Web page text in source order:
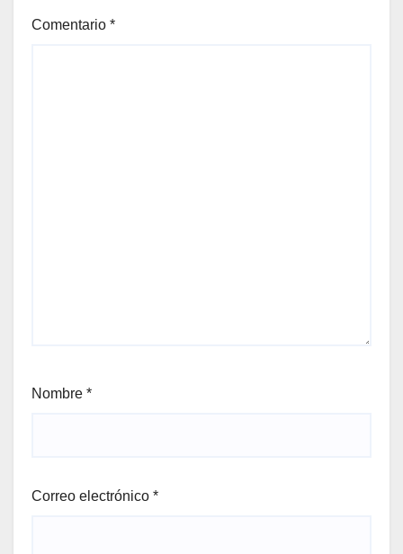
Comentario *
Nombre *
Correo electrónico *